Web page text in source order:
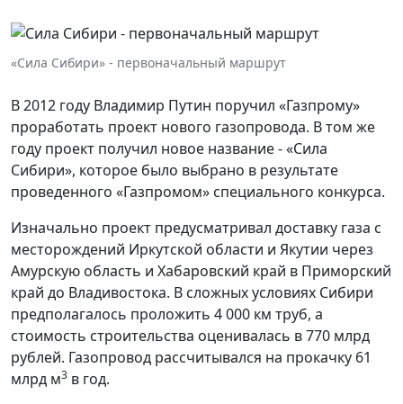
«Сила Сибири» - первоначальный маршрут
В 2012 году Владимир Путин поручил «Газпрому»
проработать проект нового газопровода. В том же
году проект получил новое название - «Сила
Сибири», которое было выбрано в результате
проведенного «Газпромом» специального конкурса.
Изначально проект предусматривал доставку газа с
месторождений Иркутской области и Якутии через
Амурскую область и Хабаровский край в Приморский
край до Владивостока. В сложных условиях Сибири
предполагалось проложить 4 000 км труб, а
стоимость строительства оценивалась в 770 млрд
рублей. Газопровод рассчитывался на прокачку 61
млрд м3 в год.